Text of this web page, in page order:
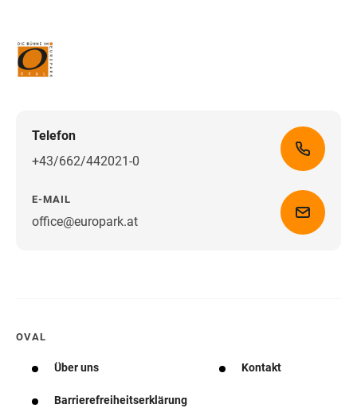
Telefon
+43/662/442021-0
E-MAIL
office@europark.atWegbeschreibung erhalten
OVAL
Über uns Kontakt
Barrierefreiheitserklärung